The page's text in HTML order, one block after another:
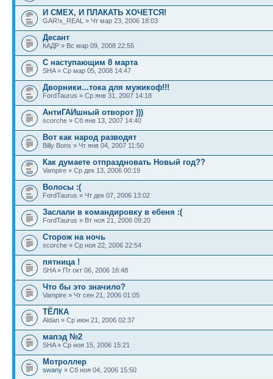
И СМЕХ, И ПЛАКАТЬ ХОЧЕТСЯ!
GAR!x_REAL » Чт мар 23, 2006 18:03
Десант
КАДР » Вс мар 09, 2008 22:55
С наступающим 8 марта
SHA » Ср мар 05, 2008 14:47
Дворники...тока для мужикоф!!!
FordTaurus » Ср янв 31, 2007 14:18
АнтиГАИшный отворот )))
scorche » Сб янв 13, 2007 14:40
Вот как народ разводят
Billy Bons » Чт янв 04, 2007 11:50
Как думаете отпраздновать Новый год??
Vampire » Ср дек 13, 2006 00:19
Волосы :(
FordTaurus » Чт дек 07, 2006 13:02
Заслали в командировку в ебеня :(
FordTaurus » Вт ноя 21, 2006 09:20
Сторож на ночь
scorche » Ср ноя 22, 2006 22:54
пятница !
SHA » Пт окт 06, 2006 16:48
Что бы это значило?
Vampire » Чт сен 21, 2006 01:05
ТЁЛКА
Aldan » Ср июн 21, 2006 02:37
мапэд №2
SHA » Ср ноя 15, 2006 15:21
Мотроллер
swany » Сб ноя 04, 2006 15:50